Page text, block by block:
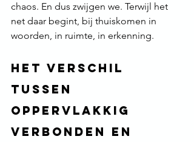
chaos. En dus zwijgen we. Terwijl het
net daar begint, bij thuiskomen in
woorden, in ruimte, in erkenning.
Het verschil
tussen
oppervlakkig
verbonden en